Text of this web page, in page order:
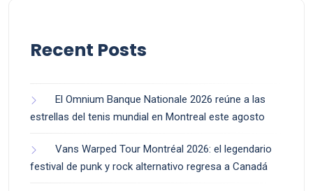
Recent Posts
El Omnium Banque Nationale 2026 reúne a las
estrellas del tenis mundial en Montreal este agosto
Vans Warped Tour Montréal 2026: el legendario
festival de punk y rock alternativo regresa a Canadá